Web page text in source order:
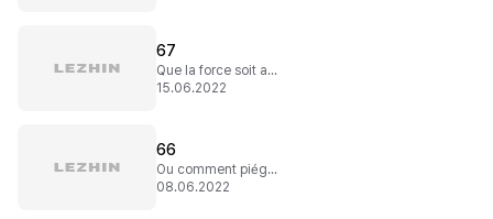
67
Que la force soit avec moi !
15.06.2022
66
Ou comment piéger une petite crotte jaune
08.06.2022